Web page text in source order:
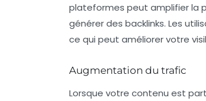
plateformes peut amplifier la
générer des backlinks. Les
ce qui peut améliorer votre
Augmentation du trafic
Lorsque votre contenu est